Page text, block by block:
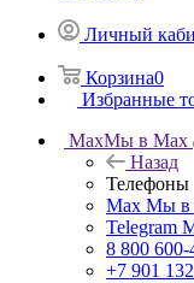
Личный
Корзина0
Избранные
MaxМы в Max
Назад
Телефоны
Max Мы в
Telegram
8 800 600-
+7 901